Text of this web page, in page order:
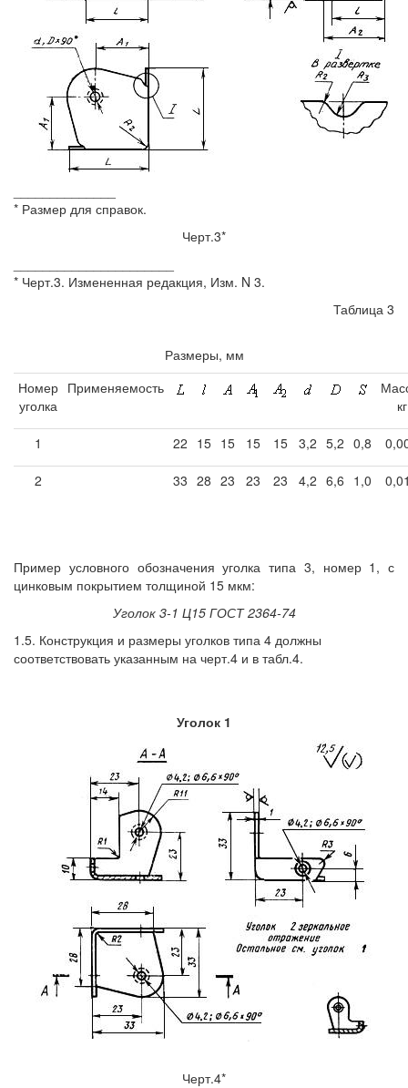
* Размер для справок.
Черт.3*
* Черт.3. Измененная редакция, Изм. N 3.
Таблица 3
Размеры, мм
Номер
уголка
Применяемость
кг
1 22 15 15 15 15 3,2 5,2 0,8
2 33 28 23 23 23 4,2 6,6 1,0
Пример условного обозначения уголка типа 3, номер 1, с
цинковым покрытием толщиной 15 мкм:
Уголок 3-1 Ц15 ГОСТ 2364-74
1.5. Конструкция и размеры уголков типа 4 должны
соответствовать указанным на черт.4 и в табл.4.
Уголок 1
Черт.4*